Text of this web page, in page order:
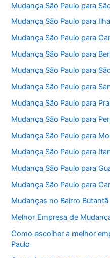
Mudança São Paulo para
Mudança São Paulo para
Mudança São Paulo para
Mudança São Paulo para
Mudança São Paulo para
Mudança São Paulo para
Mudança São Paulo para
Mudança São Paulo para
Mudança São Paulo para
Mudança São Paulo para
Mudança São Paulo para
Mudança São Paulo para
Mudanças no Bairro Butantã
Melhor Empresa de
Como escolher a melhor
Paulo